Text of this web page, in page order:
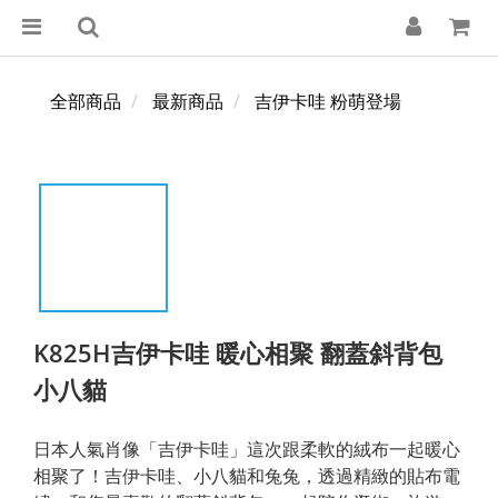
全部商品 最新商品 吉伊卡哇 粉萌登場
K825H吉伊卡哇 暖心相聚 翻蓋斜背包
小八貓
日本人氣肖像「吉伊卡哇」這次跟柔軟的絨布一起暖心
相聚了！吉伊卡哇、小八貓和兔兔，透過精緻的貼布電